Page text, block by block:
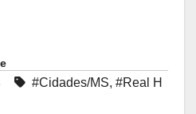
#Cidades/MS, #Real H